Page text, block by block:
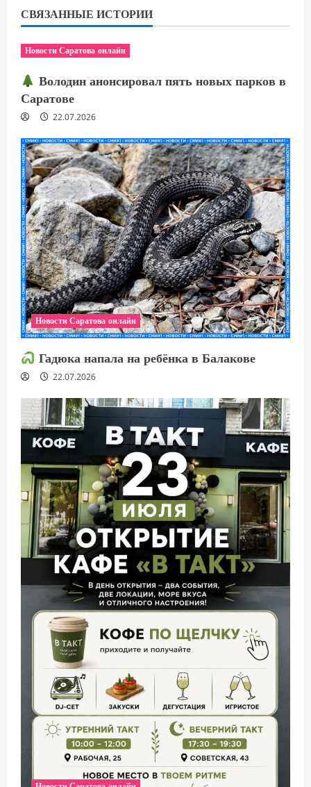
СВЯЗАННЫЕ ИСТОРИИ
Новости Саратова онлайн
Володин анонсировал пять новых парков в
Саратове
22.07.2026
Новости Саратова онлайн
Гадюка напала на ребёнка в Балакове
22.07.2026